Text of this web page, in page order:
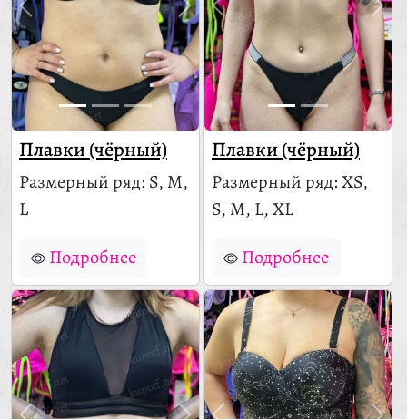
Плавки (чёрный)
Размерный ряд: S, M,
L
Подробнее
Плавки (чёрный)
Размерный ряд: XS,
S, M, L, XL
Подробнее